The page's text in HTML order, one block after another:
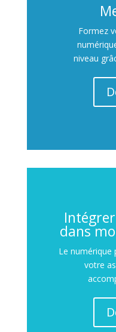
Formez
niveau
dans
Le numérique
votre